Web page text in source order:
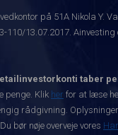
på 51A Nikola Y.
110/13.07.2017.
taber
penge. Klik her for at læse
rådgivning.
bør nøje overveje vores